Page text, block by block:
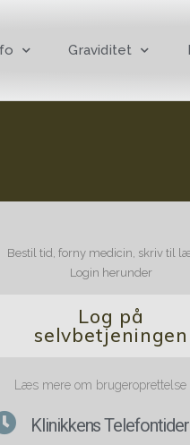
Graviditet
Bestil tid, forny medicin, skriv til
Login herunder
Log på
selvbetjeningen
Læs mere om brugeroprettelse
Klinikkens Telefontider